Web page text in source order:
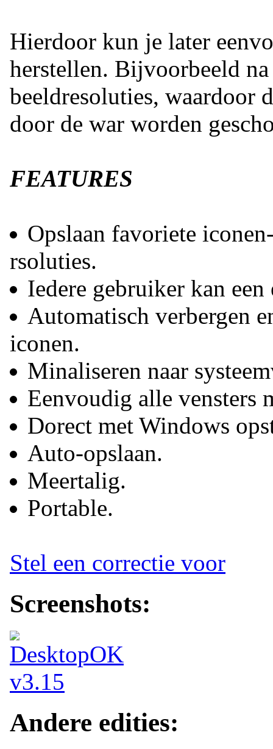
Hierdoor kun je later
herstellen. Bijvoorbeeld
beeldresoluties, waardoor
door de war worden
FEATURES
Opslaan favoriete
rsoluties.
Iedere gebruiker kan
Automatisch verbergen
iconen.
Minaliseren naar
Eenvoudig alle vensters
Dorect met Windows
Auto-opslaan.
Meertalig.
Portable.
Stel een correctie voor
Screenshots:
Andere edities: